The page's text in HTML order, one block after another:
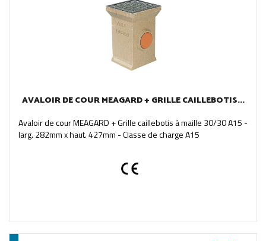
AVALOIR DE COUR MEAGARD + GRILLE CAILLEBOTIS...
Avaloir de cour MEAGARD + Grille caillebotis à maille 30/30 A15 -
larg. 282mm x haut. 427mm - Classe de charge A15